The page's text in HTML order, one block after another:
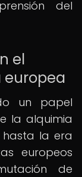
del
el
europea
un papel
la alquimia
hasta la era
europeos
de